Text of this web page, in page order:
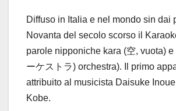
Diffuso in Italia e nel mondo sin dai
Novanta del secolo scorso il
parole nipponiche kara (空, vuota) e
ーケストラ) orchestra). Il primo
attribuito al musicista Daisuke
Kobe.